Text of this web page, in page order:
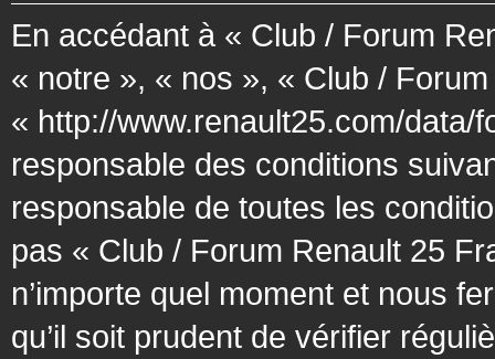
En accédant à « Club / Forum
« notre », « nos », « Club /
« http://www.renault25.com/data/
responsable des conditions
responsable de toutes les
pas « Club / Forum Renault 25
n’importe quel moment et nous
qu’il soit prudent de vérifier